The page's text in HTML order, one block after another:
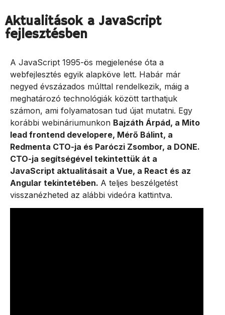
Aktualitások a JavaScript
fejlesztésben
A JavaScript 1995-ös megjelenése óta a
webfejlesztés egyik alapköve lett. Habár már
negyed évszázados múlttal rendelkezik, máig a
meghatározó technológiák között tarthatjuk
számon, ami folyamatosan tud újat mutatni. Egy
korábbi webináriumunkon Bajzáth Árpád, a Mito
lead frontend developere, Mérő Bálint, a
Redmenta CTO-ja és Paróczi Zsombor, a DONE.
CTO-ja segítségével tekintettük át a
JavaScript aktualitásait a Vue, a React és az
Angular tekintetében. A teljes beszélgetést
visszanézheted az alábbi videóra kattintva.